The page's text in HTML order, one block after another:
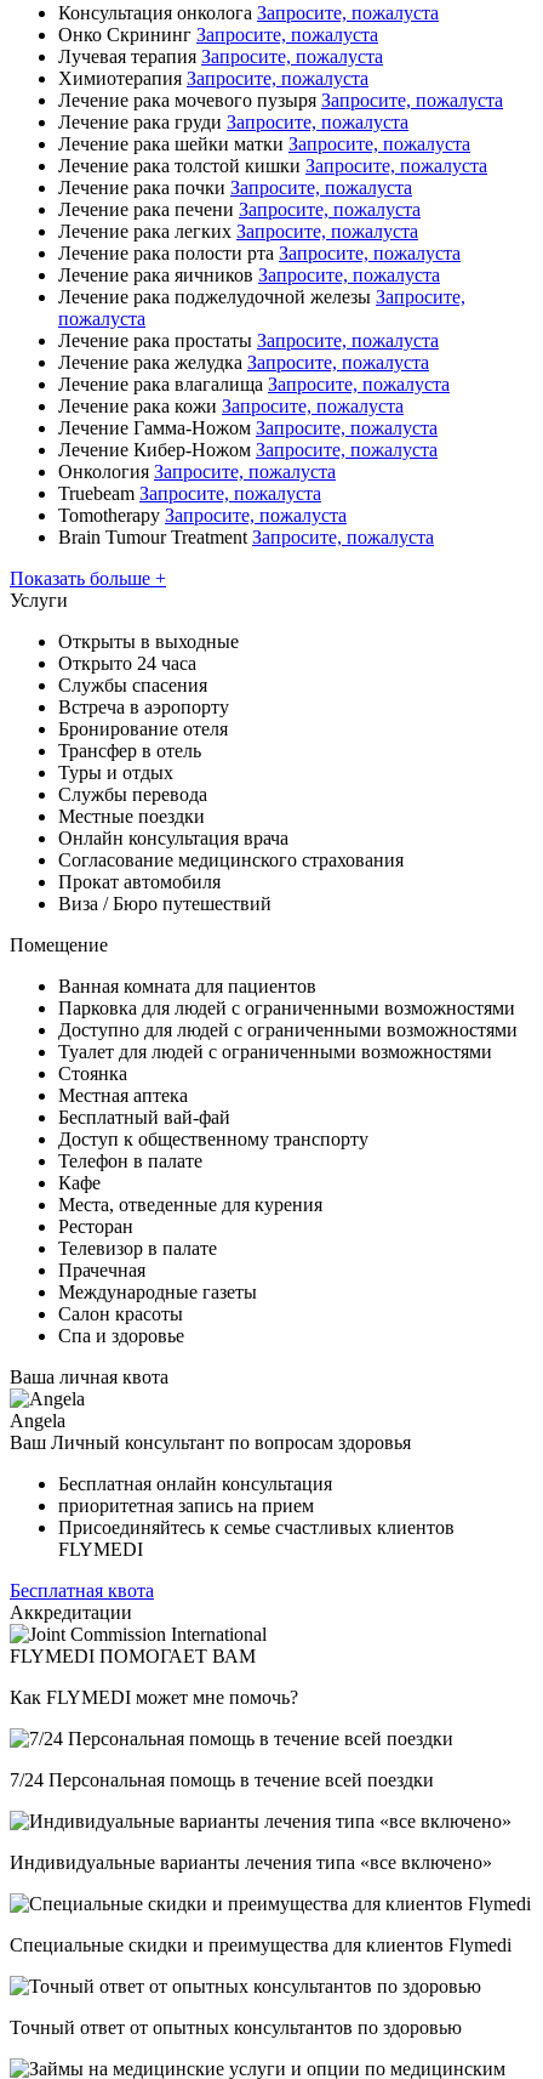
Консультация онколога Запросите, пожалуста
Онко Скрининг Запросите, пожалуста
Лучевая терапия Запросите, пожалуста
Химиотерапия Запросите, пожалуста
Лечение рака мочевого пузыря Запросите, пожалуста
Лечение рака груди Запросите, пожалуста
Лечение рака шейки матки Запросите, пожалуста
Лечение рака толстой кишки Запросите, пожалуста
Лечение рака почки Запросите, пожалуста
Лечение рака печени Запросите, пожалуста
Лечение рака легких Запросите, пожалуста
Лечение рака полости рта Запросите, пожалуста
Лечение рака яичников Запросите, пожалуста
Лечение рака поджелудочной железы Запросите,
пожалуста
Лечение рака простаты Запросите, пожалуста
Лечение рака желудка Запросите, пожалуста
Лечение рака влагалища Запросите, пожалуста
Лечение рака кожи Запросите, пожалуста
Лечение Гамма-Ножом Запросите, пожалуста
Лечение Кибер-Ножом Запросите, пожалуста
Онкология Запросите, пожалуста
Truebeam Запросите, пожалуста
Tomotherapy Запросите, пожалуста
Brain Tumour Treatment Запросите, пожалуста
Показать больше +
Услуги
Открыты в выходные
Открыто 24 часа
Службы спасения
Встреча в аэропорту
Бронирование отеля
Трансфер в отель
Туры и отдых
Службы перевода
Местные поездки
Онлайн консультация врача
Согласование медицинского страхования
Прокат автомобиля
Виза / Бюро путешествий
Помещение
Ванная комната для пациентов
Парковка для людей с ограниченными возможностями
Доступно для людей с ограниченными возможностями
Туалет для людей с ограниченными возможностями
Стоянка
Местная аптека
Бесплатный вай-фай
Доступ к общественному транспорту
Телефон в палате
Кафе
Места, отведенные для курения
Ресторан
Телевизор в палате
Прачечная
Международные газеты
Салон красоты
Спа и здоровье
Ваша личная квота
Angela
Ваш Личный консультант по вопросам здоровья
Бесплатная онлайн консультация
приоритетная запись на прием
Присоединяйтесь к семье счастливых клиентов
FLYMEDI
Бесплатная квота
Аккредитации
FLYMEDI ПОМОГАЕТ ВАМ
Как FLYMEDI может мне помочь?
7/24 Персональная помощь в течение всей поездки
Индивидуальные варианты лечения типа «все включено»
Специальные скидки и преимущества для клиентов Flymedi
Точный ответ от опытных консультантов по здоровью